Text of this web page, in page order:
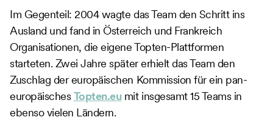
Im Gegenteil: 2004 wagte das Team den Schritt ins
Ausland und fand in Österreich und Frankreich
Organisationen, die eigene Topten-Plattformen
starteten. Zwei Jahre später erhielt das Team den
Zuschlag der europäischen Kommission für ein pan-
europäischesTopten.eumit insgesamt 15 Teams in
ebenso vielen Ländern.